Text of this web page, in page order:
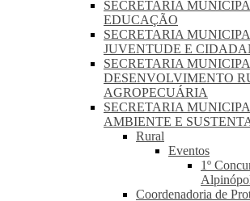
SECRETARIA
EDUCAÇÃO
SECRETARIA
JUVENTUDE E
SECRETARIA
DESENVOLVIMENTO
AGROPECUÁRIA
SECRETARIA
AMBIENTE E
Rural
Eventos
1º
Coordenadoria de